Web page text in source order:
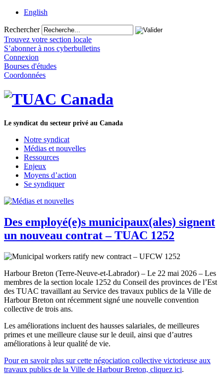
English
Rechercher
Trouvez votre section locale
S’abonner à nos cyberbulletins
Connexion
Bourses d'études
Coordonnées
Le syndicat du secteur privé au Canada
Notre syndicat
Médias et nouvelles
Ressources
Enjeux
Moyens d’action
Se syndiquer
Des employé(e)s municipaux(ales) signent
un nouveau contrat – TUAC 1252
Harbour Breton (Terre-Neuve-et-Labrador) – Le 22 mai 2026 – Les
membres de la section locale 1252 du Conseil des provinces de l’Est
des TUAC travaillant au Service des travaux publics de la Ville de
Harbour Breton ont récemment signé une nouvelle convention
collective de trois ans.
Les améliorations incluent des hausses salariales, de meilleures
primes et une meilleure clause sur le deuil, ainsi que d’autres
améliorations à leur qualité de vie.
Pour en savoir plus sur cette négociation collective victorieuse aux
travaux publics de la Ville de Harbour Breton, cliquez ici.